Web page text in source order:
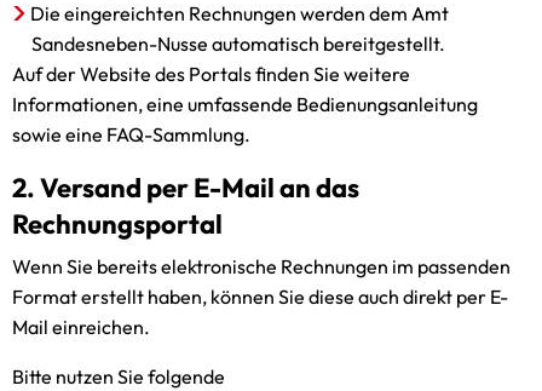
Die eingereichten Rechnungen werden dem Amt
Sandesneben-Nusse automatisch bereitgestellt.
Auf der Website des Portals finden Sie weitere
Informationen, eine umfassende Bedienungsanleitung
sowie eine FAQ-Sammlung.
2. Versand per E-Mail an das
Rechnungsportal
Wenn Sie bereits elektronische Rechnungen im passenden
Format erstellt haben, können Sie diese auch direkt per E-
Mail einreichen.
Bitte nutzen Sie folgende